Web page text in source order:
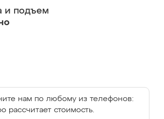
и подъем
нам по любому из телефонов:
рассчитает стоимость.